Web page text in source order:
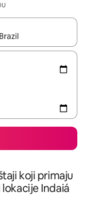
ih pregledati
koji primaju
Indaiá